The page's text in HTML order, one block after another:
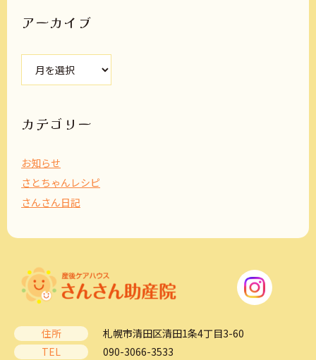
アーカイブ
ブ
カテゴリー
お知らせ
さとちゃんレシピ
さんさん日記
住所
札幌市清田区清田1条4丁目3-60
TEL
090-3066-3533